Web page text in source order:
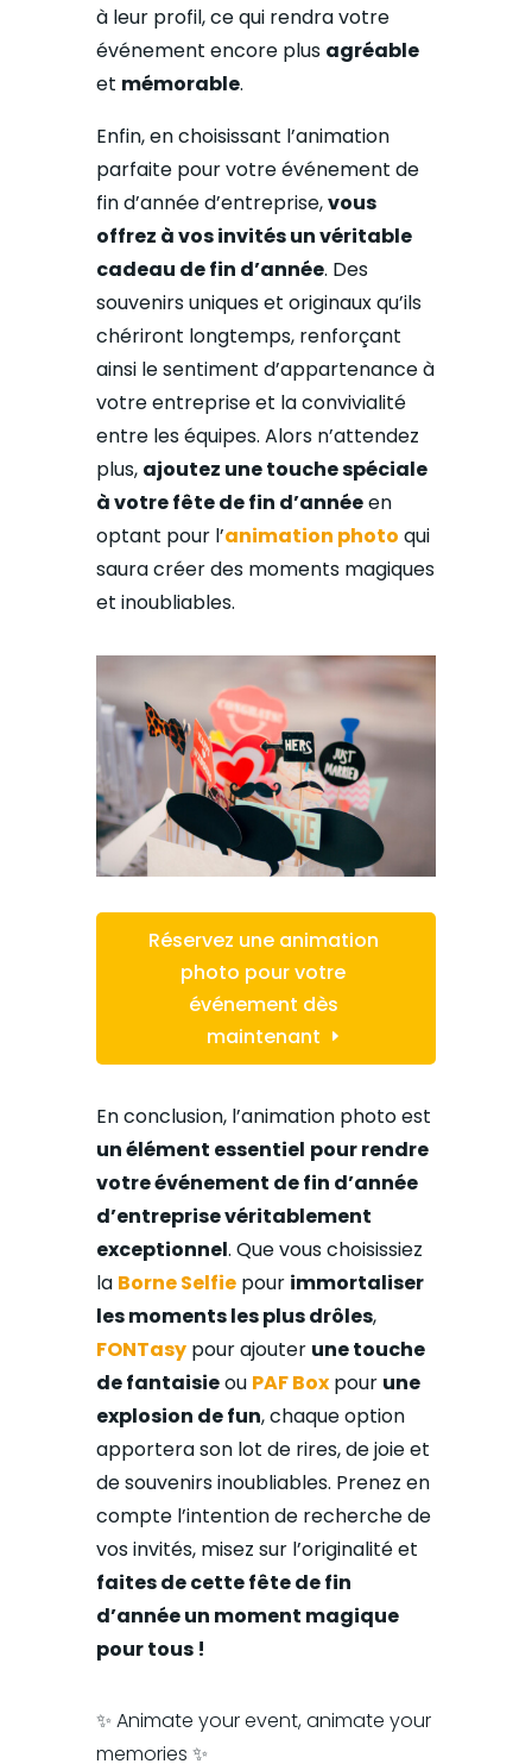
à leur profil, ce qui rendra votre
événement encore plus agréable
et mémorable.
Enfin, en choisissant l’animation
parfaite pour votre événement de
fin d’année d’entreprise,vous
offrez à vos invités un véritable
cadeau de fin d’année. Des
souvenirs uniques et originaux qu’ils
chériront longtemps, renforçant
ainsi le sentiment d’appartenance à
votre entreprise et la convivialité
entre les équipes. Alors n’attendez
plus, ajoutez une touche spéciale
à votre fête de fin d’annéeen
optant pour l’animation photo qui
saura créer des moments magiques
et inoubliables.
Réservez une animation
photo pour votre
événement dès
maintenant
En conclusion, l’animation photo est
un élément essentiel pour rendre
votre événement de fin d’année
d’entreprise véritablement
exceptionnel. Que vous choisissiez
la Borne Selfiepour immortaliser
les moments les plus drôles,
FONTasypour ajouter une touche
de fantaisieou PAF Boxpour une
explosion de fun, chaque option
apportera son lot de rires, de joie et
de souvenirs inoubliables. Prenez en
compte l’intention de recherche de
vos invités, misez sur l’originalité et
faites de cette fête de fin
d’année un moment magique
pour tous !
✨ Animate your event, animate your
memories ✨